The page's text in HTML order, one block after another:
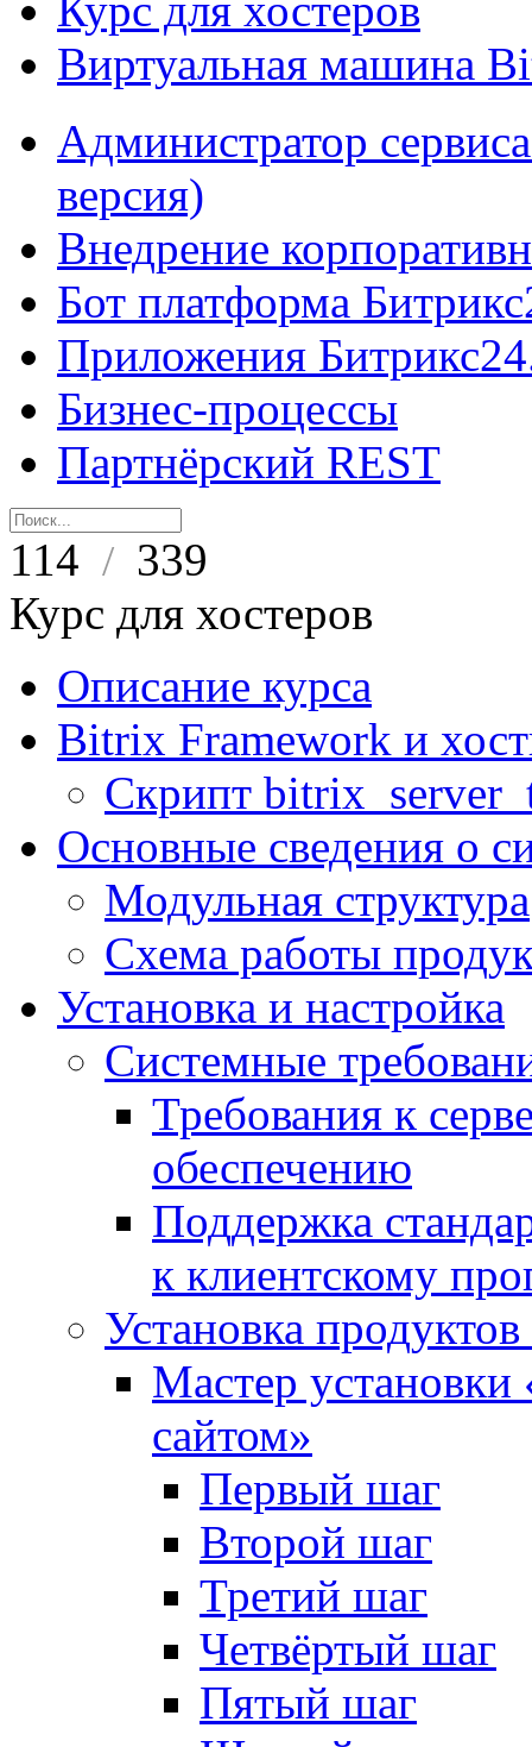
Виртуальная машина
Администратор
версия)
Внедрение
Бот платформа
Приложения
Бизнес-процессы
Партнёрский REST
114 / 339
Курс для хостеров
Описание курса
Bitrix Framework и
Скрипт
Основные сведения о
Модульная структура
Схема работы
Установка и настройка
Системные
Требования к
обеспечению
Поддержка
к клиентскому
Установка
Мастер
сайтом»
Первый шаг
Второй шаг
Третий шаг
Четвёртый шаг
Пятый шаг